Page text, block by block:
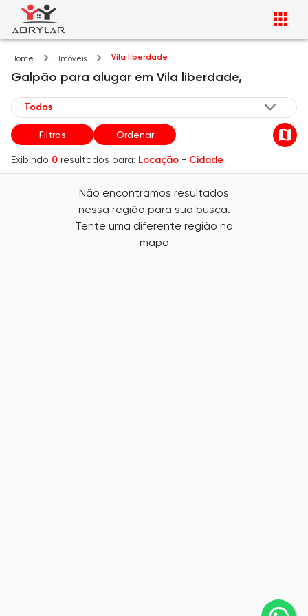
Home Imóveis Vila liberdade
Galpão para alugar em Vila liberdade,
Filtros Ordenar
Exibindo 0 resultados para: Locação - Cidade
Não encontramos resultados
nessa região para sua busca.
Tente uma diferente região no
mapa